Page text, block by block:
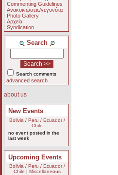
Commenting Guidelines
Ανακοινώσεις/γεγονότα
Photo Gallery
Αρχεία
Syndication
Search
Search comments
advanced search
about us
New Events
Bolivia / Peru / Ecuador /
Chile
no event posted in the
last week
Upcoming Events
Bolivia / Peru / Ecuador /
Chile
Miscellaneous